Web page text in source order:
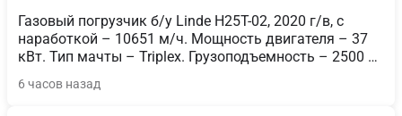
Газовый погрузчик б/у Linde H25T-02, 2020 г/в, с
наработкой – 10651 м/ч. Мощность двигателя – 37
кВт. Тип мачты – Triplex. Грузоподъемность – 2500
погрузчика – 2,45 м. Шины пер.225/75R10, зад. 23-9-
6 часов назад